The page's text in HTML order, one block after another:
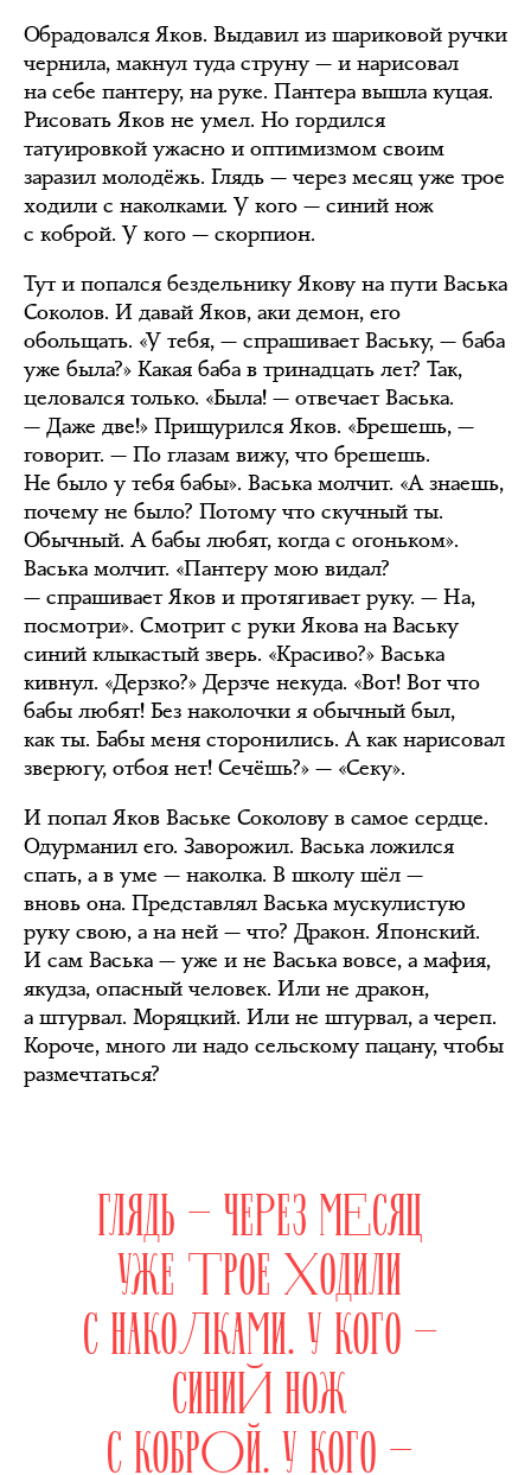
Обрадовался Яков. Выдавил из шариковой ручки
чернила, макнул туда струну — и нарисовал
на себе пантеру, на руке. Пантера вышла куцая.
Рисовать Яков не умел. Но гордился
татуировкой ужасно и оптимизмом своим
заразил молодёжь. Глядь — через месяц уже трое
ходили с наколками. У кого — синий нож
с коброй. У кого — скорпион.
Тут и попался бездельнику Якову на пути Васька
Соколов. И давай Яков, аки демон, его
обольщать. «У тебя, — спрашивает Ваську, — баба
уже была?» Какая баба в тринадцать лет? Так,
целовался только. «Была! — отвечает Васька.
— Даже две!» Прищурился Яков. «Брешешь, —
говорит. — По глазам вижу, что брешешь.
Не было у тебя бабы». Васька молчит. «А знаешь,
почему не было? Потому что скучный ты.
Обычный. А бабы любят, когда с огоньком».
Васька молчит. «Пантеру мою видал?
— спрашивает Яков и протягивает руку. — На,
посмотри». Смотрит с руки Якова на Ваську
синий клыкастый зверь. «Красиво?» Васька
кивнул. «Дерзко?» Дерзче некуда. «Вот! Вот что
бабы любят! Без наколочки я обычный был,
как ты. Бабы меня сторонились. А как нарисовал
зверюгу, отбоя нет! Сечёшь?» — «Секу».
И попал Яков Ваське Соколову в самое сердце.
Одурманил его. Заворожил. Васька ложился
спать, а в уме — наколка. В школу шёл —
вновь она. Представлял Васька мускулистую
руку свою, а на ней — что? Дракон. Японский.
И сам Васька — уже и не Васька вовсе, а мафия,
якудза, опасный человек. Или не дракон,
а штурвал. Моряцкий. Или не штурвал, а череп.
Короче, много ли надо сельскому пацану, чтобы
размечтаться?
ГЛЯДЬ — ЧЕРЕЗ МЕСЯЦ
УЖЕ ТРОЕ ХОДИЛИ
С НАКОЛКАМИ. У КОГО —
СИНИЙ НОЖ
С КОБРОЙ. У КОГО —